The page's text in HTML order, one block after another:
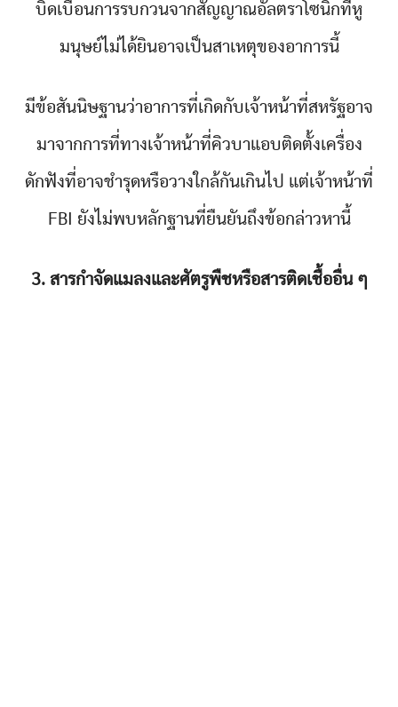
บิดเบือนการรบกวนจากสัญญาณอัลตราโซนิกที่หู
มนุษย์ไม่ได้ยินอาจเป็นสาเหตุของอาการนี้
มีข้อสันนิษฐานว่าอาการที่เกิดกับเจ้าหน้าที่สหรัฐอาจ
มาจากการที่ทางเจ้าหน้าที่คิวบาแอบติดตั้งเครื่อง
ดักฟังที่อาจชำรุดหรือวางใกล้กันเกินไป แต่เจ้าหน้าที่
FBI ยังไม่พบหลักฐานที่ยืนยันถึงข้อกล่าวหานี้
3. สารกำจัดแมลงและศัตรูพืชหรือสารติดเชื้ออื่น ๆ